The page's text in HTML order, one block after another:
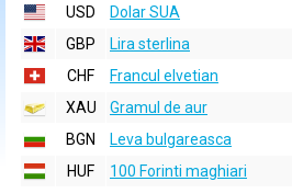
USD
Dolar SUA
GBP
Lira sterlina
CHF
Francul elvetian
XAU
Gramul de aur
BGN
Leva bulgareasca
HUF
100 Forinti maghiari